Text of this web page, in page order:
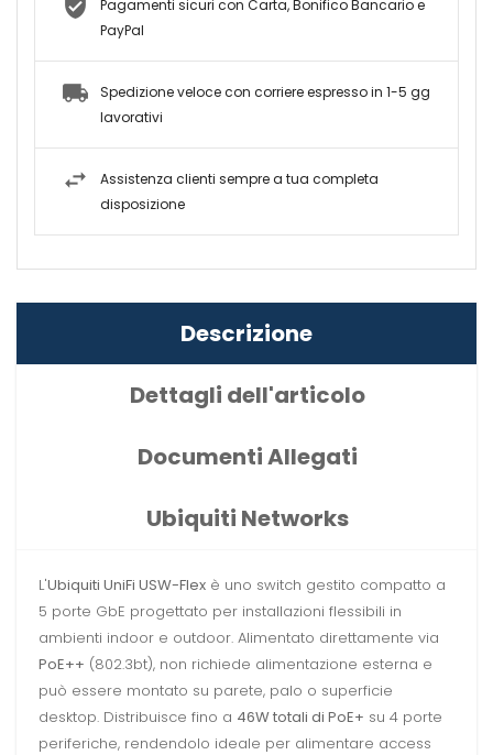
Pagamenti sicuri con Carta, Bonifico Bancario e
PayPal
Spedizione veloce con corriere espresso in 1-5 gg
lavorativi
Assistenza clienti sempre a tua completa
disposizione
Descrizione
Dettagli dell'articolo
Documenti Allegati
Ubiquiti Networks
L'Ubiquiti UniFi USW-Flex è uno switch gestito compatto a
5 porte GbE progettato per installazioni flessibili in
ambienti indoor e outdoor. Alimentato direttamente via
PoE++ (802.3bt), non richiede alimentazione esterna e
può essere montato su parete, palo o superficie
desktop. Distribuisce fino a 46W totali di PoE+ su 4 porte
periferiche, rendendolo ideale per alimentare access